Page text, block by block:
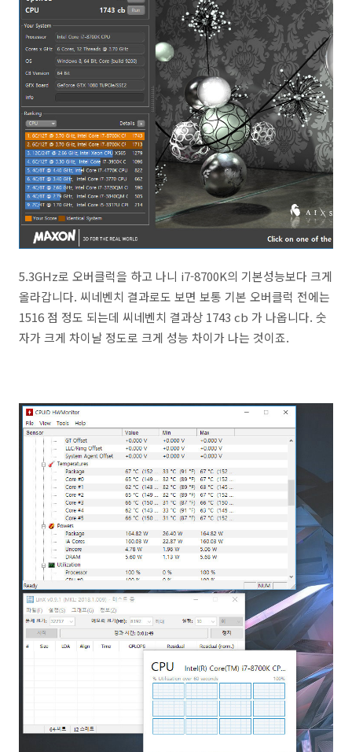
5.3GHz로 오버클럭을 하고 나니 i7-8700K의 기본성능보다 크게
올라갑니다. 씨네벤치 결과로도 보면 보통 기본 오버클럭 전에는
1516 점 정도 되는데 씨네벤치 결과상 1743 cb 가 나옵니다. 숫
자가 크게 차이날 정도로 크게 성능 차이가 나는 것이죠.